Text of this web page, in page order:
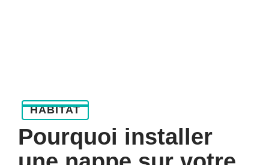
HABITAT
Pourquoi installer